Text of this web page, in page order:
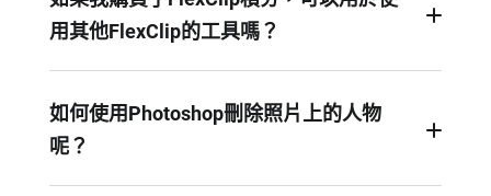
用其他FlexClip的工具嗎？
來刪除背景，生成AI圖，修復舊照片，或者提高照
片解析度。
如何使用Photoshop刪除照片上的人物
呢？